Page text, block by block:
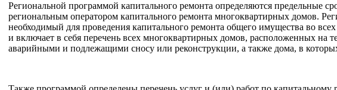
Региональной программой капитального ремонта определяются предельные
региональным оператором капитального ремонта многоквартирных домов.
необходимый для проведения капитального ремонта общего имущества во
и включает в себя перечень всех многоквартирных домов, расположенных
аварийными и подлежащими сносу или реконструкции, а также дома, в